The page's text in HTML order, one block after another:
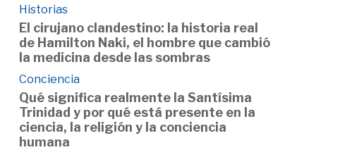
Historias
El cirujano clandestino: la historia real
de Hamilton Naki, el hombre que cambió
la medicina desde las sombras
Conciencia
Qué significa realmente la Santísima
Trinidad y por qué está presente en la
ciencia, la religión y la conciencia
humana